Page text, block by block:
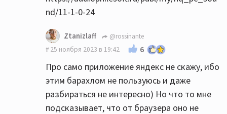
нравится больше.
Ну еще бы, цап и звук Xonar это печаль,
только тинейджерам в игрушки играть
подходит)
В общем, вам чтоб что-то понять оценить,
надо норм цап сначало.
nd/11-1-0-24
Ztanizlaff
@rossinante
25 ноября 2023 в 19:42
6
Про само приложение яндекс не скажу, ибо
этим барахлом не пользуюсь и даже
разбираться не интересно) Но что то мне
подсказывает, что от браузера оно не